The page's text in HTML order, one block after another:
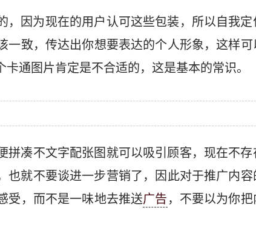
，因为现在的用户认可这些包装，所以自我定
一致，传达出你想要表达的个人形象，这样可
通图片肯定是不合适的，这是基本的常识。
拼凑不文字配张图就可以吸引顾客，现在不存
也就不要谈进一步营销了，因此对于推广内容
受，而不是一味地去推送广告 ，不要以为你把